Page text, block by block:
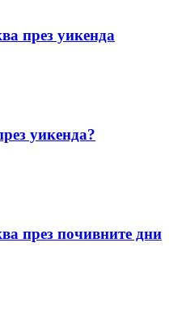
през уикенда
уикенда?
през почивните дни